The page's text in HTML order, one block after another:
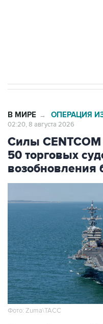
В МИРЕ → ОПЕРАЦИЯ
02:20, 8 августа 2026
Силы
50 торговых
Фото: Zuma\ТАСС